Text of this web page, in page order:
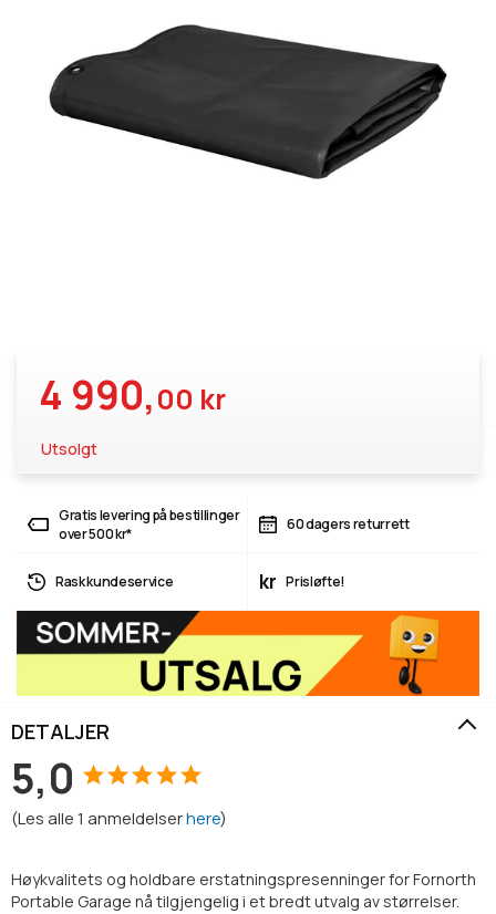
4 990,00 kr
Utsolgt
Gratis levering på bestillinger
over 500 kr*
60 dagers returrett
Rask kundeservice kr Prisløfte!
DETALJER
5,0
(Les alle1 anmeldelserhere)
Høykvalitets og holdbare erstatningspresenninger for Fornorth
Portable Garage nå tilgjengelig i et bredt utvalg av størrelser.